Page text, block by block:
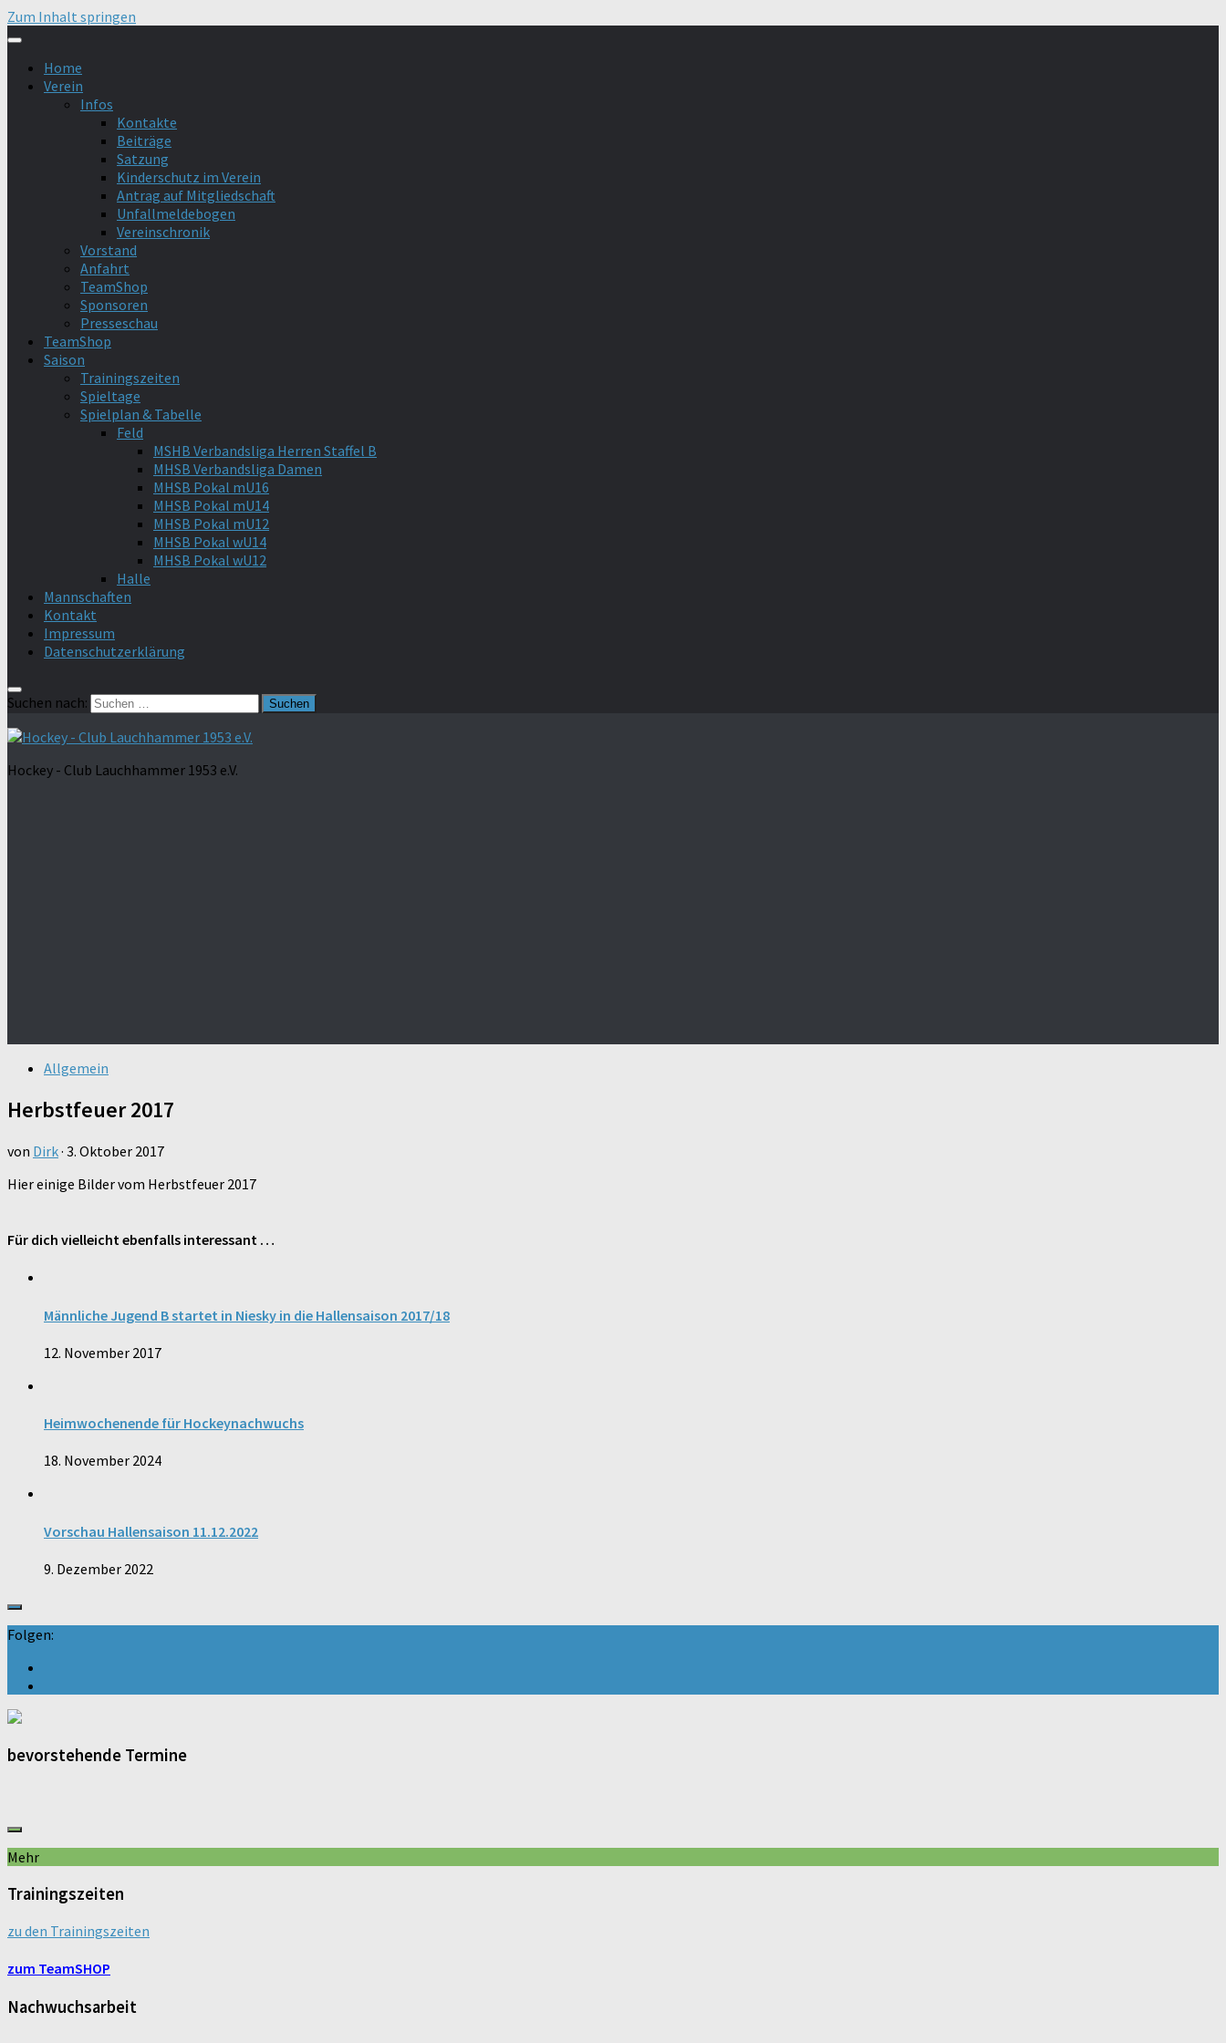
Zum Inhalt springen
Home
Verein
Infos
Kontakte
Beiträge
Satzung
Kinderschutz im Verein
Antrag auf Mitgliedschaft
Unfallmeldebogen
Vereinschronik
Vorstand
Anfahrt
TeamShop
Sponsoren
Presseschau
TeamShop
Saison
Trainingszeiten
Spieltage
Spielplan & Tabelle
Feld
MSHB Verbandsliga Herren Staffel B
MHSB Verbandsliga Damen
MHSB Pokal mU16
MHSB Pokal mU14
MHSB Pokal mU12
MHSB Pokal wU14
MHSB Pokal wU12
Halle
Mannschaften
Kontakt
Impressum
Datenschutzerklärung
Suchen nach:
Hockey - Club Lauchhammer 1953 e.V.
Allgemein
Herbstfeuer 2017
von Dirk· 3. Oktober 2017
Hier einige Bilder vom Herbstfeuer 2017
Für dich vielleicht ebenfalls interessant …
Männliche Jugend B startet in Niesky in die Hallensaison 2017/18
12. November 2017
Heimwochenende für Hockeynachwuchs
18. November 2024
Vorschau Hallensaison 11.12.2022
9. Dezember 2022
Folgen:
bevorstehende Termine
Mehr
Trainingszeiten
zu den Trainingszeiten
zum TeamSHOP
Nachwuchsarbeit